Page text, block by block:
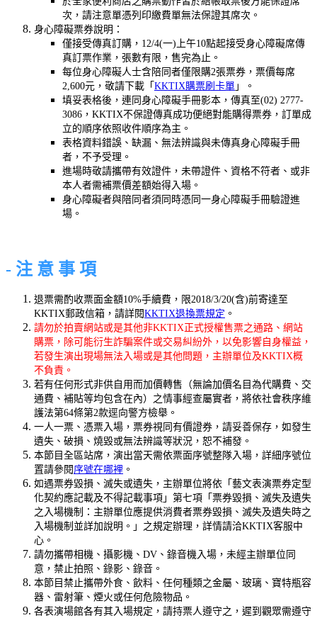
次，請注意單憑列印繳費單無法保證其席次。
身心障礙票券說明：
僅接受傳真訂購，12/4(一)上午10點起接受身心障礙席傳
真訂票作業，張數有限，售完為止。
每位身心障礙人士含陪同者僅限購2張票券，票價每席
2,600元，敬請下載「 KKTIX購票刷卡單 」。
填妥表格後，連同身心障礙手冊影本，傳真至(02) 2777-
3086，KKTIX不保證傳真成功便絕對能購得票券，訂單成
立的順序依照收件順序為主。
表格資料錯誤、缺漏、無法辨識與未傳真身心障礙手冊
者，不予受理。
進場時敬請攜帶有效證件，未帶證件、資格不符者、或非
本人者需補票價差額始得入場。
身心障礙者與陪同者須同時憑同一身心障礙手冊驗證進
場。
- 注 意 事 項
退票需酌收票面金額10%手續費，限2018/3/20(含)前寄達至
KKTIX郵政信箱，請詳閱KKTIX退換票規定 。
請勿於拍賣網站或是其他非KKTIX正式授權售票之通路、網站
購票，除可能衍生詐騙案件或交易糾紛外，以免影響自身權益，
若發生演出現場無法入場或是其他問題，主辦單位及KKTIX概
不負責。
若有任何形式非供自用而加價轉售（無論加價名目為代購費、交
通費、補貼等均包含在內）之情事經查屬實者，將依社會秩序維
護法第64條第2款逕向警方檢舉。
一人一票、憑票入場，票券視同有價證券，請妥善保存，如發生
遺失、破損、燒毀或無法辨識等狀況，恕不補發。
本節目全區站席，演出當天需依票面序號整隊入場，詳細序號位
置請參閱 序號在哪裡 。
如遇票券毀損、滅失或遺失，主辦單位將依「藝文表演票券定型
化契約應記載及不得記載事項」第七項「票券毀損、滅失及遺失
之入場機制：主辦單位應提供消費者票券毀損、滅失及遺失時之
入場機制並詳加說明。」之規定辦理，詳情請洽KKTIX客服中
心。
請勿攜帶相機、攝影機、DV、錄音機入場，未經主辦單位同
意，禁止拍照、錄影、錄音。
本節目禁止攜帶外食、飲料、任何種類之金屬、玻璃、寶特瓶容
器、雷射筆、煙火或任何危險物品。
各表演場館各有其入場規定，請持票人遵守之，遲到觀眾需遵守